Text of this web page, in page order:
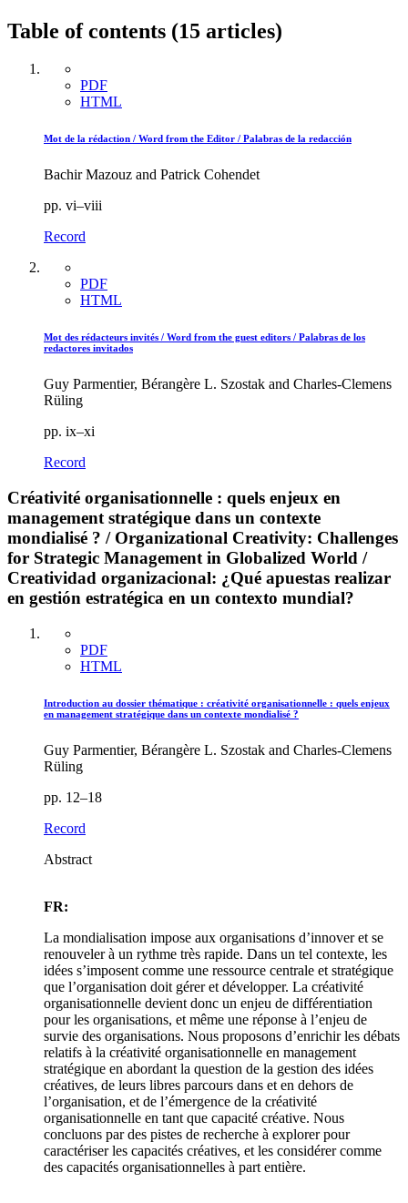
Table of contents (15 articles)
PDF
HTML
Mot de la rédaction / Word from the Editor / Palabras de la redacción
Bachir Mazouz and Patrick Cohendet
pp. vi–viii
Record
PDF
HTML
Mot des rédacteurs invités / Word from the guest editors / Palabras de los
redactores invitados
Guy Parmentier, Bérangère L. Szostak and Charles-Clemens
Rüling
pp. ix–xi
Record
Créativité organisationnelle : quels enjeux en
management stratégique dans un contexte
mondialisé ? / Organizational Creativity: Challenges
for Strategic Management in Globalized World /
Creatividad organizacional: ¿Qué apuestas realizar
en gestión estratégica en un contexto mundial?
PDF
HTML
Introduction au dossier thématique : créativité organisationnelle : quels enjeux
en management stratégique dans un contexte mondialisé ?
Guy Parmentier, Bérangère L. Szostak and Charles-Clemens
Rüling
pp. 12–18
Record
Abstract
FR:
La mondialisation impose aux organisations d’innover et se
renouveler à un rythme très rapide. Dans un tel contexte, les
idées s’imposent comme une ressource centrale et stratégique
que l’organisation doit gérer et développer. La créativité
organisationnelle devient donc un enjeu de différentiation
pour les organisations, et même une réponse à l’enjeu de
survie des organisations. Nous proposons d’enrichir les débats
relatifs à la créativité organisationnelle en management
stratégique en abordant la question de la gestion des idées
créatives, de leurs libres parcours dans et en dehors de
l’organisation, et de l’émergence de la créativité
organisationnelle en tant que capacité créative. Nous
concluons par des pistes de recherche à explorer pour
caractériser les capacités créatives, et les considérer comme
des capacités organisationnelles à part entière.